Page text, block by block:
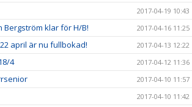
2017-04-19 10:43
Bergström klar för H/B! 2017-04-16 11:25
april är nu fullbokad! 2017-04-13 12:22
4 2017-04-12 11:36
2017-04-10 11:57
2017-04-10 11:42